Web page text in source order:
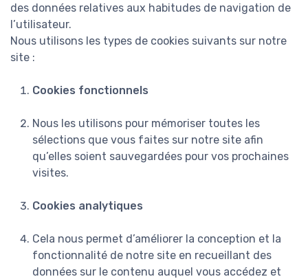
des données relatives aux habitudes de navigation de
l’utilisateur.
Nous utilisons les types de cookies suivants sur notre
site :
Cookies fonctionnels
Nous les utilisons pour mémoriser toutes les
sélections que vous faites sur notre site afin
qu’elles soient sauvegardées pour vos prochaines
visites.
Cookies analytiques
Cela nous permet d’améliorer la conception et la
fonctionnalité de notre site en recueillant des
données sur le contenu auquel vous accédez et